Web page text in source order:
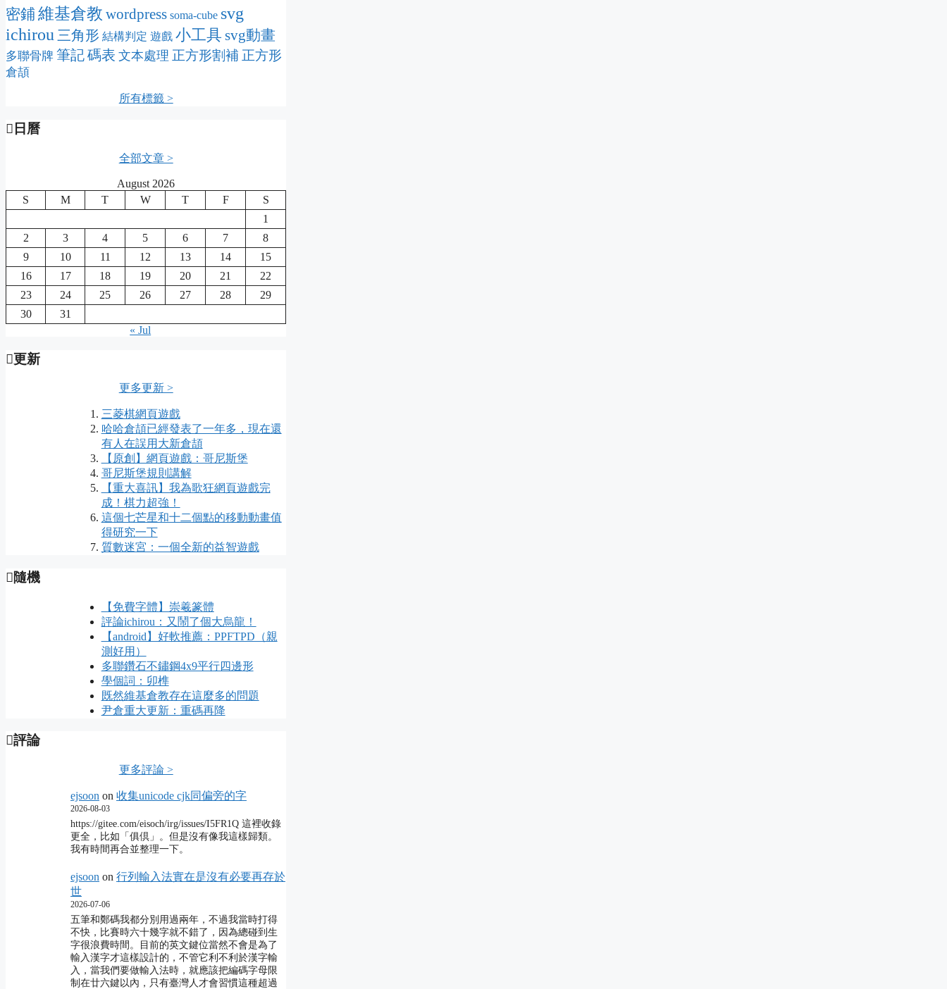
密鋪維基倉教 wordpress soma-cube svg
ichirou三角形 結構判定 遊戲 小工具 svg動畫
多聯骨牌 筆記碼表 文本處理 正方形割補 正方形
倉頡
所有標籤 >
日曆
全部文章 >
August 2026
S
M T W T F
S
1
2
3 4 5 6 7
8
9
10 11 12 13 14
15
16
17 18 19 20 21
22
23
24 25 26 27 28
29
30
31
« Jul
更新
更多更新 >
三菱棋網頁遊戲
哈哈倉頡已經發表了一年多，現在還
有人在誤用大新倉頡
【原創】網頁遊戲：哥尼斯堡
哥尼斯堡規則講解
【重大喜訊】我為歌狂網頁遊戲完
成！棋力超強！
這個七芒星和十二個點的移動動畫值
得研究一下
質數迷宮：一個全新的益智遊戲
隨機
【免費字體】崇羲篆體
評論ichirou：又鬧了個大烏龍！
【android】好軟推薦：PPFTPD（親
測好用）
多聯鑽石不鏽鋼4x9平行四邊形
學個詞：卯榫
既然維基倉教存在這麼多的問題
尹倉重大更新：重碼再降
評論
更多評論 >
ejsoon on 收集unicode cjk同偏旁的字
2026-08-03
https://gitee.com/eisoch/irg/issues/I5FR1Q 這裡收錄
更全，比如「俱倶」。但是沒有像我這樣歸類。
我有時間再合並整理一下。
ejsoon on 行列輸入法實在是沒有必要再存於
世
2026-07-06
五筆和鄭碼我都分別用過兩年，不過我當時打得
不快，比賽時六十幾字就不錯了，因為總碰到生
字很浪費時間。目前的英文鍵位當然不會是為了
輸入漢字才這樣設計的，不管它利不利於漢字輸
入，當我們要做輸入法時，就應該把編碼字母限
制在廿六鍵以內，只有臺灣人才會習慣這種超過